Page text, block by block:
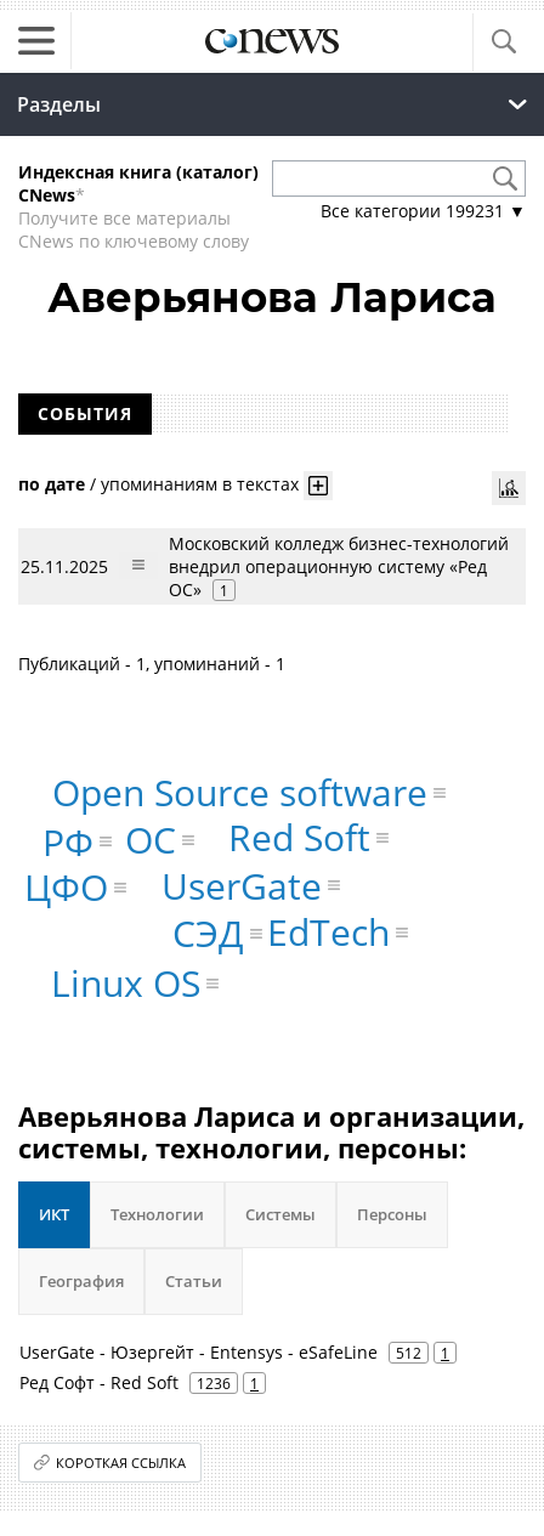
Разделы
Индексная книга (каталог)
CNews*
Получите все материалы
CNews по ключевому слову
Все категории 199231 ▼
Аверьянова Лариса
СОБЫТИЯ
по дате / упоминаниям в текстах
25.11.2025
Московский колледж бизнес-технологий
внедрил операционную систему «Ред
ОС»
1
Публикаций - 1, упоминаний - 1
UserGate
Red Soft
СЭД EdTech
Open Source software
ОС
Linux OS
РФ
ЦФО
Аверьянова Лариса и организации,
системы, технологии, персоны:
ИКТ Технологии Системы Персоны
География Статьи
UserGate - Юзергейт - Entensys - eSafeLine 512 1
Ред Софт - Red Soft 1236 1
КОРОТКАЯ ССЫЛКА